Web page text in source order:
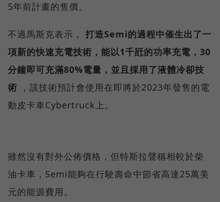
5年前計畫的售價。
不過馬斯克表示， 打造Semi的過程中催生出了一
項新的快速充電技術，能以1千瓩的功率充電，30
分鐘即可充滿80%電量，並且採用了液體冷卻技
術 ，該技術預計會使用在即將於2023年發售的電
動皮卡車Cybertruck上。
雖然沒有對外公佈價格，但特斯拉聲稱相較於柴
油卡車，Semi能夠在行駛壽命中節省高達25萬美
元的能源費用。